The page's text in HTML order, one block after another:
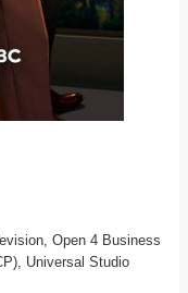
Open 4 Business
Universal Studio